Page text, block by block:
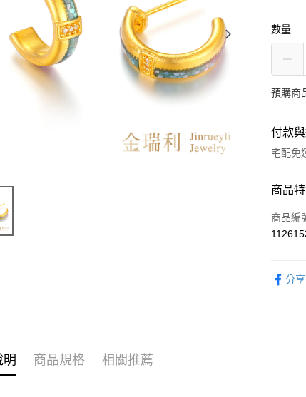
數量
預購商
付款
宅配免
付款
信用卡
商品
商品編
分享
明 商品規格 相關推薦